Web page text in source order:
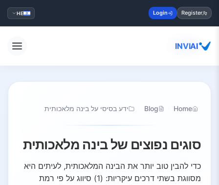
Register
Login
HE
INVIAI
Home
Blog ידע בסיסי על בינה מלאכותית
סוגים נפוצים של בינה מלאכותית
כדי להבין טוב יותר את הבינה המלאכותית, לעיתים היא
מסווגת בשתי דרכים עיקריות: (1) סיווג על פי רמת